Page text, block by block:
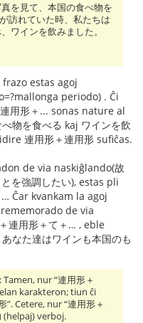
を見て、本国の食べ物を
訪れていた時、私たちは
ワインを飲みました。
estas agoj
periodo) . Ĉi
用形＋... sonas nature al
物を食べる kaj ワインを飲
連用形＋連用形 sufiĉas.
de via naskiĝlando(故
を強調したい), estas pli
Ĉar kvankam la agoj
de via
連用形＋て＋… , eble
なた達はワインも本国のも
nur “連用形＋
karakteron; tiun ĉi
Cetere, nur “連用形＋
(helpaj) verboj.